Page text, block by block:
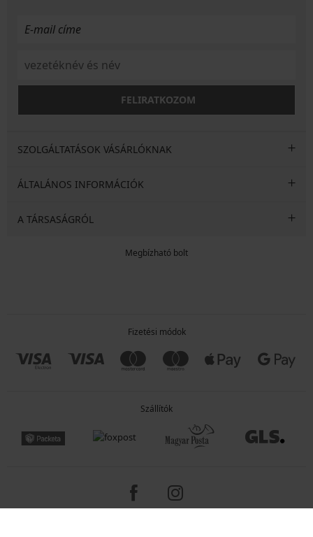
FELIRATKOZOM
SZOLGÁLTATÁSOK VÁSÁRLÓKNAK
ÁLTALÁNOS INFORMÁCIÓK
A TÁRSASÁGRÓL
Megbízható bolt
Fizetési módok
Szállítók